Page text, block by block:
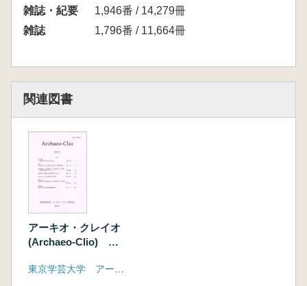
雑誌・紀要
1,946番 / 14,279冊
雑誌
1,796番 / 11,664冊
関連図書
アーキオ・クレイオ
(Archaeo-Clio) 第
東京学芸大学 アーキオ・クレイオ刊行会